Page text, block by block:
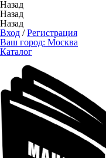
Назад
Назад
Назад
Вход /Регистрация
Ваш город: Москва
Каталог